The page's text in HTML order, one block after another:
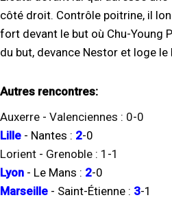
côté droit. Contrôle poitrine, il
fort devant le but où Chu-Young
du but, devance Nestor et loge
Autres rencontres:
Auxerre - Valenciennes : 0-0
Lille - Nantes : 2-0
Lorient - Grenoble : 1 -1
Lyon - Le Mans : 2-0
Marseille - Saint-Étienne : 3-1